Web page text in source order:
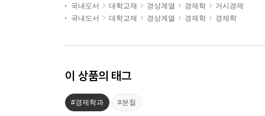
국내도서 대학교재 경상계열 경제학
거시경제
국내도서
대학교재 경상계열 경제학 경제학
이 상품의 태그
#경제학과 #분철